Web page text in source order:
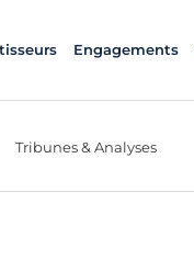
Engagements
Tribunes & Analyses